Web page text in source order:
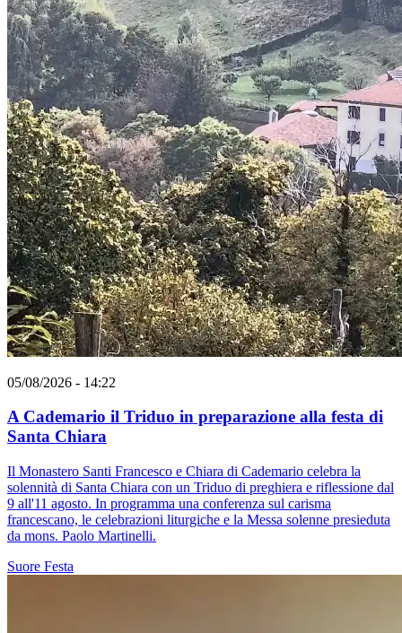
05/08/2026 - 14:22
A Cademario il Triduo in preparazione alla festa di
Santa Chiara
Il Monastero Santi Francesco e Chiara di Cademario celebra la
solennità di Santa Chiara con un Triduo di preghiera e riflessione dal
9 all'11 agosto. In programma una conferenza sul carisma
francescano, le celebrazioni liturgiche e la Messa solenne presieduta
da mons. Paolo Martinelli.
Suore Festa